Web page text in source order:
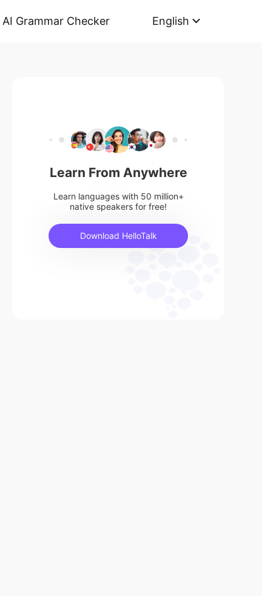
AI Grammar Checker English
Learn From Anywhere
Learn languages with 50 million+
native speakers for free!
Download HelloTalk